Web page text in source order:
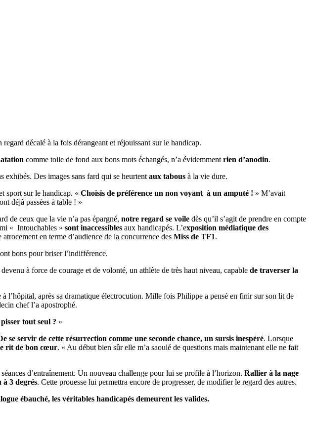
regard décalé à la fois dérangeant et réjouissant sur le handicap.
comme toile de fond aux bons mots échangés, n’a évidemment rien d’anodin.
exhibés. Des images sans fard qui se heurtent aux tabous à la vie dure.
sport sur le handicap. « Choisis de préférence un non voyant à un amputé ! » M’avait
déjà passées à table ! »
de ceux que la vie n’a pas épargné, notre regard se voile dès qu’il s’agit de prendre en compte
« Intouchables » sont inaccessibles aux handicapés. L’exposition médiatique des
atrocement en terme d’audience de la concurrence des Miss de TF1.
bons pour briser l’indifférence.
à force de courage et de volonté, un athlète de très haut niveau, capable de traverser la
l’hôpital, après sa dramatique électrocution. Mille fois Philippe a pensé en finir sur son lit de
chef l’a apostrophé.
tout seul ? »
se servir de cette résurrection comme une seconde chance, un sursis inespéré. Lorsque
rit de bon cœur. « Au début bien sûr elle m’a saoulé de questions mais maintenant elle ne fait
d’entraînement. Un nouveau challenge pour lui se profile à l’horizon. Rallier à la nage
3 degrés. Cette prouesse lui permettra encore de progresser, de modifier le regard des autres.
ébauché, les véritables handicapés demeurent les valides.